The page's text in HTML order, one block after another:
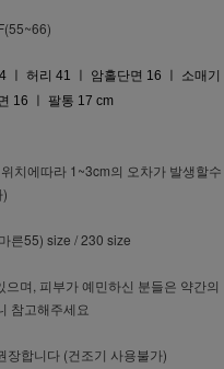
허리 41 ㅣ 암홀단면 16 ㅣ 소매기
16 ㅣ 팔통 17 cm
치에따라 1~3cm의 오차가 발생할수
른55) size / 230 size
며, 피부가 예민하신 분들은 약간의
참고해주세요
장합니다 (건조기 사용불가)